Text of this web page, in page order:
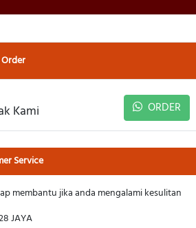
Kami ORDER
Service
membantu jika anda mengalami kesulitan
JAYA